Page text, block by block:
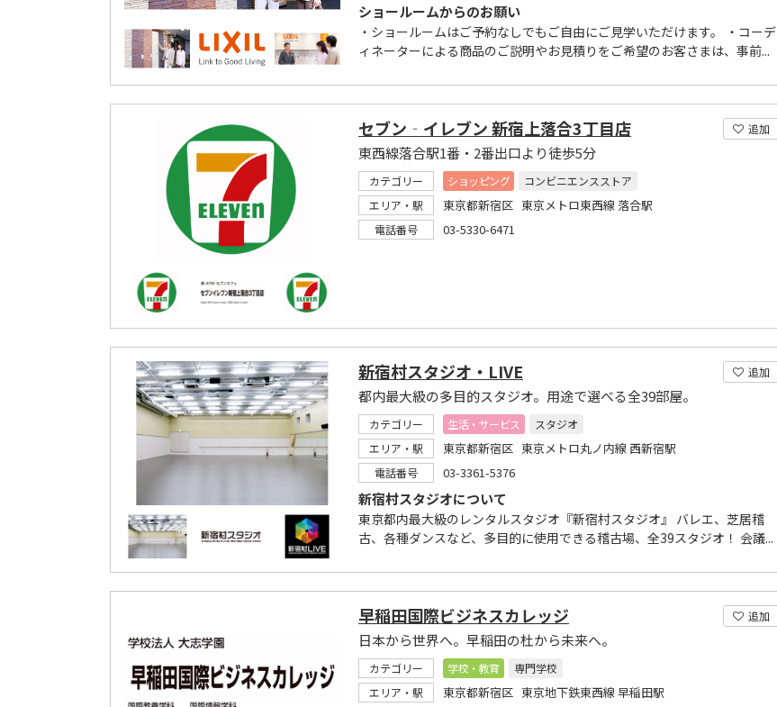
ショールームからのお願い
・ショールームはご予約なしでもご自由にご見学いただけます。 ・コーデ
ィネーターによる商品のご説明やお見積りをご希望のお客さまは、事前...
追加
セブン‐イレブン 新宿上落合3丁目店
東西線落合駅1番・2番出口より徒歩5分
カテゴリー ショッピング
コンビニエンスストア
エリア・駅
東京都新宿区 東京メトロ東西線 落合駅
電話番号 03-5330-6471
追加
新宿村スタジオ・LIVE
都内最大級の多目的スタジオ。用途で選べる全39部屋。
カテゴリー 生活・サービス
スタジオ
エリア・駅
東京都新宿区 東京メトロ丸ノ内線 西新宿駅
電話番号 03-3361-5376
新宿村スタジオについて
東京都内最大級のレンタルスタジオ『新宿村スタジオ』 バレエ、芝居稽
古、各種ダンスなど、多目的に使用できる稽古場、全39スタジオ！ 会議...
追加
早稲田国際ビジネスカレッジ
日本から世界へ。早稲田の杜から未来へ。
カテゴリー 学校・教育
専門学校
エリア・駅
東京都新宿区 東京地下鉄東西線 早稲田駅